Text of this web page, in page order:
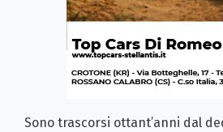
Sono trascorsi ottant’anni dal